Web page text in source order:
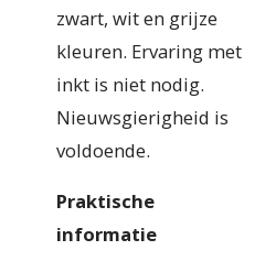
zwart, wit en grijze
kleuren. Ervaring met
inkt is niet nodig.
Nieuwsgierigheid is
voldoende.
Praktische
informatie